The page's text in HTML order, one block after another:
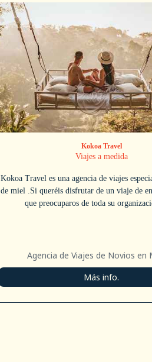
Kokoa Travel
Viajes a medida
Kokoa Travel es una agencia de viajes
de miel .Si queréis disfrutar de un viaje de
que preocuparos de toda su
Agencia de Viajes de Novios en
Más info.